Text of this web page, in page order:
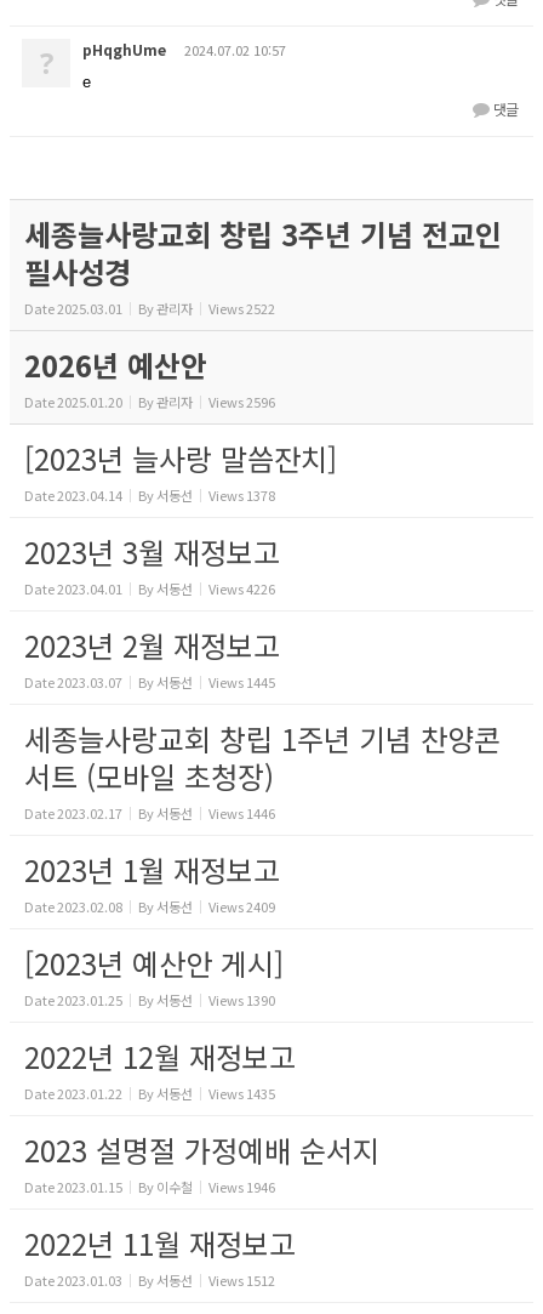
? pHqghUme 2024.07.02 10:57
e
댓글
세종늘사랑교회 창립 3주년 기념 전교인
필사성경
Date2025.03.01 By관리자 Views2522
2026년 예산안
Date2025.01.20 By관리자 Views2596
[2023년 늘사랑 말씀잔치]
Date2023.04.14 By서동선 Views1378
2023년 3월 재정보고
Date2023.04.01 By서동선 Views4226
2023년 2월 재정보고
Date2023.03.07 By서동선 Views1445
세종늘사랑교회 창립 1주년 기념 찬양콘
서트 (모바일 초청장)
Date2023.02.17 By서동선 Views1446
2023년 1월 재정보고
Date2023.02.08 By서동선 Views2409
[2023년 예산안 게시]
Date2023.01.25 By서동선 Views1390
2022년 12월 재정보고
Date2023.01.22 By서동선 Views1435
2023 설명절 가정예배 순서지
Date2023.01.15 By이수철 Views1946
2022년 11월 재정보고
Date2023.01.03 By서동선 Views1512